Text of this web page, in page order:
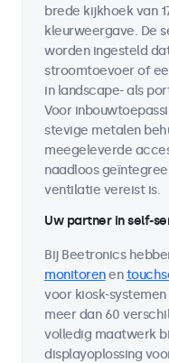
brede kijkhoek van
kleurweergave. De
worden ingesteld
stroomtoevoer of
in landscape- als
Voor
stevige metalen
meegeleverde
naadloos
ventilatie vereist is.
Uw partner in self-
Bij Beetronics
monitorenen
voor kiosk-
meer dan 60
volledig maatwerk
displayoplossing